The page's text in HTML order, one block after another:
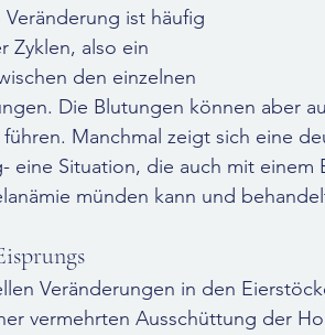
ist häufig
Zyklen, also ein
den einzelnen
Die Blutungen können aber
Manchmal zeigt sich eine
eine Situation, die auch mit einem
münden kann und
Veränderungen in den
vermehrten Ausschüttung der